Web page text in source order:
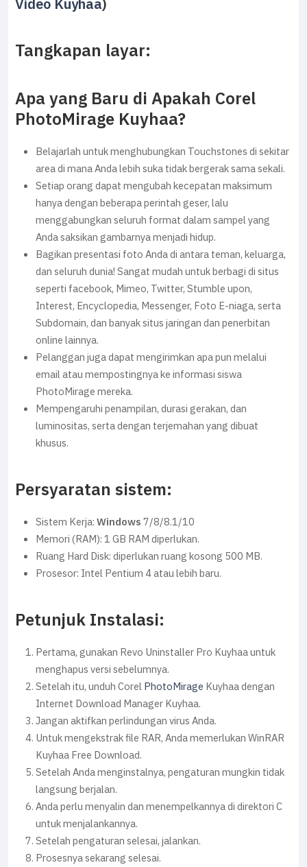
Video Kuyhaa)
Tangkapan layar:
Apa yang Baru di Apakah Corel
PhotoMirage Kuyhaa?
Belajarlah untuk menghubungkan Touchstones di sekitar
area di mana Anda lebih suka tidak bergerak sama sekali.
Setiap orang dapat mengubah kecepatan maksimum
hanya dengan beberapa perintah geser, lalu
menggabungkan seluruh format dalam sampel yang
Anda saksikan gambarnya menjadi hidup.
Bagikan presentasi foto Anda di antara teman, keluarga,
dan seluruh dunia! Sangat mudah untuk berbagi di situs
seperti facebook, Mimeo, Twitter, Stumble upon,
Interest, Encyclopedia, Messenger, Foto E-niaga, serta
Subdomain, dan banyak situs jaringan dan penerbitan
online lainnya.
Pelanggan juga dapat mengirimkan apa pun melalui
email atau mempostingnya ke informasi siswa
PhotoMirage mereka.
Mempengaruhi penampilan, durasi gerakan, dan
luminositas, serta dengan terjemahan yang dibuat
khusus.
Persyaratan sistem:
Sistem Kerja:Windows7/8/8.1/10
Memori (RAM): 1 GB RAM diperlukan.
Ruang Hard Disk: diperlukan ruang kosong 500 MB.
Prosesor: Intel Pentium 4 atau lebih baru.
Petunjuk Instalasi:
Pertama, gunakan Revo Uninstaller Pro Kuyhaa untuk
menghapus versi sebelumnya.
Setelah itu, unduh CorelPhotoMirage Kuyhaa dengan
Internet Download Manager Kuyhaa.
Jangan aktifkan perlindungan virus Anda.
Untuk mengekstrak file RAR, Anda memerlukan WinRAR
Kuyhaa Free Download.
Setelah Anda menginstalnya, pengaturan mungkin tidak
langsung berjalan.
Anda perlu menyalin dan menempelkannya di direktori C
untuk menjalankannya.
Setelah pengaturan selesai, jalankan.
Prosesnya sekarang selesai.